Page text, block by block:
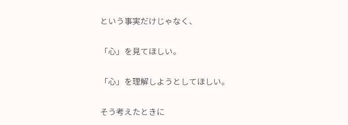
という事実だけじゃなく、
「心」を見てほしい。
「心」を理解しようとしてほしい。
そう考えたときに